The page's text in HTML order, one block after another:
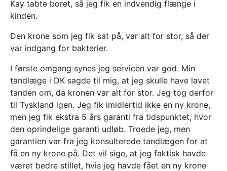
Kay tabte boret, så jeg fik en indvendig flænge i
kinden.
Den krone som jeg fik sat på, var alt for stor, så der
var indgang for bakterier.
I første omgang synes jeg servicen var god. Min
tandlæge i DK sagde til mig, at jeg skulle have lavet
tanden om, da kronen var alt for stor. Jeg tog derfor
til Tyskland igen. Jeg fik imidlertid ikke en ny krone,
men jeg fik ekstra 5 års garanti fra tidspunktet, hvor
den oprindelige garanti udløb. Troede jeg, men
garantien var fra jeg konsulterede tandlægen for at
få en ny krone på. Det vil sige, at jeg faktisk havde
været bedre stillet, hvis jeg havde fået en ny krone